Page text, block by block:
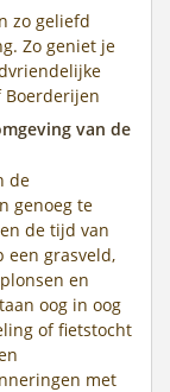
zo geliefd
Zo geniet je
Boerderijen
van de
de
genoeg te
de tijd van
een grasveld,
en
oog in oog
of fietstocht
met